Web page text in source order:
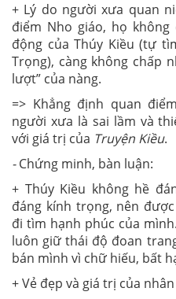
+ Lý do người xưa quan
điểm Nho giáo, họ
động của Thúy Kiều (tự
Trọng), càng không chấp
lượt” của nàng.
=> Khẳng định quan
người xưa là sai lầm và
với giá trị của Truyện Kiều.
-Chứng minh, bàn luận:
+ Thúy Kiều không hề
đáng kính trọng, nên
đi tìm hạnh phúc của
luôn giữ thái độ đoan
bán mình vì chữ hiếu, bất
+ Vẻ đẹp và giá trị của